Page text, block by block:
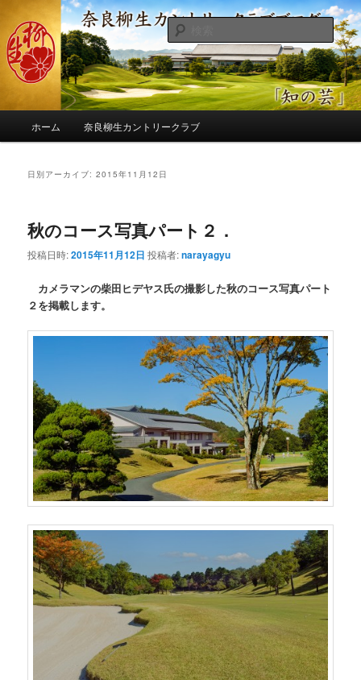
ン
コ
ン
へ
コ
ン
ツ
移
奈良柳生カントリークラブ総支配人
ブログ
季節の話題、クラブの出来事、コースの改修・更新作業、ゴルフに関する随
筆、喜怒哀楽などを気まぐれに発信します。
検
索
ホーム 奈良柳生カントリークラブ
日別アーカイブ:2015年11月12日
秋のコース写真パート２．
投稿日時:2015年11月12日 投稿者:narayagyu
カメラマンの柴田ヒデヤス氏の撮影した秋のコース写真パート
２を掲載します。